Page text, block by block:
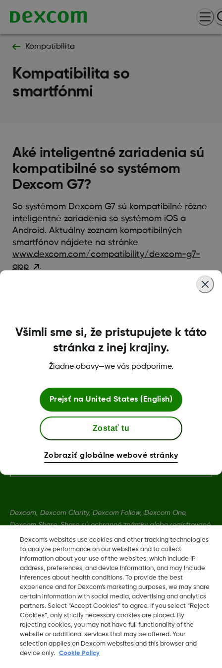
Kompatibilita
Kompatibilita so
smartfónmi
Aké inteligentné zariadenia sú
kompatibilné so systémom
Dexcom G7?
So systémom Dexcom G7 sú kompatibilné rôzne
inteligentné zariadenia so systémom iOS a
Android. Aktuálny zoznam kompatibilných
smartfónov nájdete na stránke
www.dexcom.com/compatibility/dexcom-g7-
app
.
LBL-1000444 Rev001
Podmienky a zásady používania
Ďalšie informácie
Dexcom, Dexcom Clarity, Dexcom Follow, Dexcom One,
Dexcom Share, Share sú ochranné známky alebo registrované
ochranné známky v USA a môžu byť registrované aj v iných
krajinách.
LBL-1000444 Rev001
2026 Dexcom, Inc. Všetky práva vyhradené.
Dexcom's websites use cookies and other tracking technologies
to analyze performance on our websites and to collect
information about your use of the websites, which include IP
address, preferences, and device information, and may include
inferences about health conditions. To provide the best
experience and for Dexcom’s marketing purposes, we may share
certain information with social media, advertising and analytics
partners. Select “Accept Cookies” to agree. If you select “Reject
Cookies”, only strictly necessary cookies are placed. By
rejecting cookies, you may not have full functionality of the
website or additional services that may be offered. Your
selection applies on Dexcom websites and this browser and
device only.
Cookie Policy
Všimli sme si, že pristupujete k táto
stránka z inej krajiny.
Žiadne obavy—we vás podporíme.
Prejsť na United States (English)
Zostať tu
Zobraziť globálne webové stránky